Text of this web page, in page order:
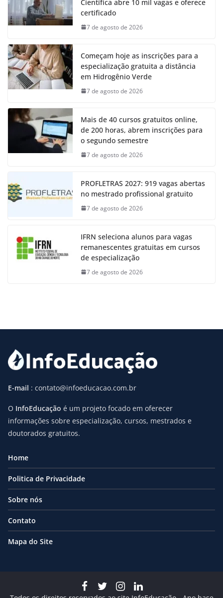
Científica abre 10 mil vagas e oferece
certificado
7 de agosto de 2026
Começam hoje as inscrições para a
especialização gratuita a distância
em Hidrogênio Verde
7 de agosto de 2026
Mais de 40 cursos gratuitos online,
de 200 horas, abrem inscrições para
o segundo semestre
7 de agosto de 2026
PROFLETRAS 2027: 919 vagas abertas
no mestrado profissional gratuito
7 de agosto de 2026
IFRN seleciona alunos para vagas
remanescentes gratuitas em cursos
de especialização
7 de agosto de 2026
E-mail : contato@infoeducacao.com.br
O InfoEducação é um projeto focado em oferecer
informações sobre especialização, cursos, mestrados e
doutorados gratuitos.
Home
Politica de Privacidade
Sobre nós
Contato
Mapa do Site